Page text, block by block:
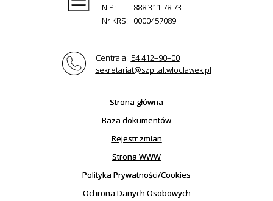
NIP:
888 311 78 73
Nr KRS:
0000457089
Centrala: 54 412–90–00
sekretariat@szpital.wloclawek.pl
Strona główna
Baza dokumentów
Rejestr zmian
Strona WWW
Polityka Prywatności/Cookies
Ochrona Danych Osobowych